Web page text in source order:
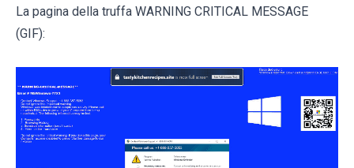
La pagina della truffa WARNING CRITICAL MESSAGE
(GIF):